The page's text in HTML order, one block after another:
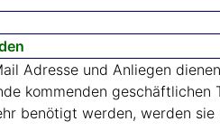
Adresse und Anliegen
kommenden geschäftlichen
benötigt werden, werden sie